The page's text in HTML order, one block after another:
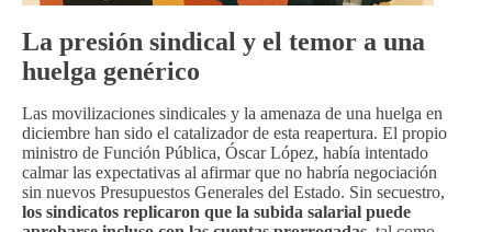
La presión sindical y el temor a una
huelga genérico
Las movilizaciones sindicales y la amenaza de una huelga en
diciembre han sido el catalizador de esta reapertura. El propio
ministro de Función Pública, Óscar López, había intentado
calmar las expectativas al afirmar que no habría negociación
sin nuevos Presupuestos Generales del Estado. Sin secuestro,
los sindicatos replicaron que la subida salarial puede